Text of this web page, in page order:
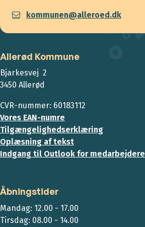
kommunen@alleroed.dk
Allerød Kommune
Bjarkesvej 2
3450 Allerød
CVR-nummer: 60183112
Vores EAN-numre
Tilgængelighedserklæring
Oplæsning af tekst
Indgang til Outlook for medarbejdere
Åbningstider
Mandag: 12.00 - 17.00
Tirsdag: 08.00 - 14.00